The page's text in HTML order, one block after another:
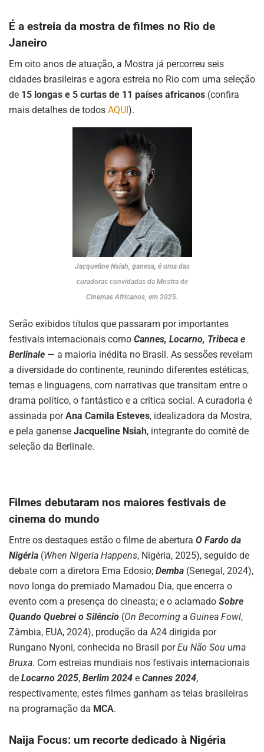
É a estreia da mostra de filmes no Rio de
Janeiro
Em oito anos de atuação, a Mostra já percorreu seis
cidades brasileiras e agora estreia no Rio com uma seleção
de 15 longas e 5 curtas de 11 países africanos (confira
mais detalhes de todos AQUI).
Jacqueline Nsiah, ganesa, é uma das
curadoras convidadas da Mostra de
Cinemas Africanos, em 2025.
Serão exibidos títulos que passaram por importantes
festivais internacionais como Cannes, Locarno, Tribeca e
Berlinale — a maioria inédita no Brasil. As sessões revelam
a diversidade do continente, reunindo diferentes estéticas,
temas e linguagens, com narrativas que transitam entre o
drama político, o fantástico e a crítica social. A curadoria é
assinada porAna Camila Esteves, idealizadora da Mostra,
e pela ganense Jacqueline Nsiah, integrante do comitê de
seleção da Berlinale.
Filmes debutaram nos maiores festivais de
cinema do mundo
Entre os destaques estão o filme de abertura O Fardo da
Nigéria (When Nigeria Happens, Nigéria, 2025), seguido de
debate com a diretora Ema Edosio; Demba (Senegal, 2024),
novo longa do premiado Mamadou Dia, que encerra o
evento com a presença do cineasta; e o aclamado Sobre
Quando Quebrei o Silêncio (On Becoming a Guinea Fowl,
Zâmbia, EUA, 2024), produção da A24 dirigida por
Rungano Nyoni, conhecida no Brasil porEu Não Sou uma
Bruxa. Com estreias mundiais nos festivais internacionais
de Locarno 2025, Berlim 2024 e Cannes 2024,
respectivamente, estes filmes ganham as telas brasileiras
na programação da MCA.
Naija Focus: um recorte dedicado à Nigéria